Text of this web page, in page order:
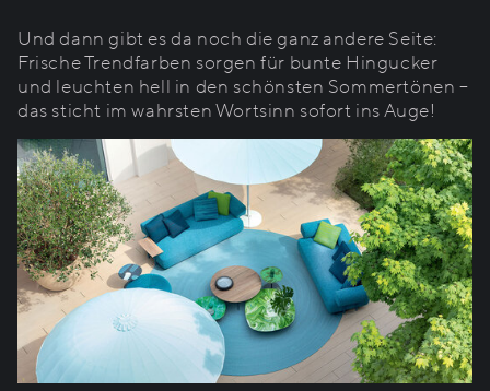
Und dann gibt es da noch die ganz andere Seite:
Frische Trendfarben sorgen für bunte Hingucker
und leuchten hell in den schönsten Sommertönen –
das sticht im wahrsten Wortsinn sofort ins Auge!